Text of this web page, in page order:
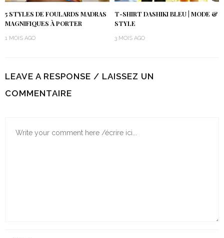
5 STYLES DE FOULARDS MADRAS
MAGNIFIQUES À PORTER
1 MOIS AGO
T-SHIRT DASHIKI BLEU | MODE &
STYLE
3 MOIS AGO
LEAVE A RESPONSE / LAISSEZ UN
COMMENTAIRE